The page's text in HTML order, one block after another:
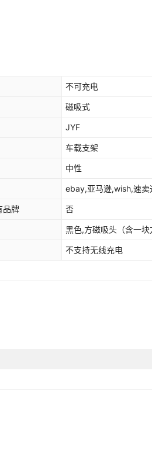
不可充电
磁吸式
JYF
车载支架
中性
ebay,亚马逊,wish,速
品牌 否
黑色,方磁吸头（含一块
不支持无线充电